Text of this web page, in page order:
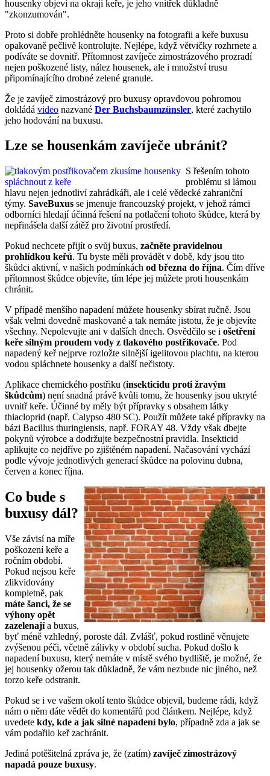
housenky objeví na okraji keře, je jeho vnitřek důkladně
"zkonzumován".
Proto si dobře prohlédněte housenky na fotografii a keře buxusu
opakovaně pečlivě kontrolujte. Nejlépe, když větvičky rozhrnete a
podíváte se dovnitř. Přítomnost zavíječe zimostrázového prozradí
nejen poškozené listy, nález housenek, ale i množství trusu
připomínajícího drobné zelené granule.
Že je zavíječ zimostrázový pro buxusy opravdovou pohromou
dokládá video nazvané Der Buchsbaumzünsler, které zachytilo
jeho hodování na buxusu.
Lze se housenkám zavíječe ubránit?
S řešením tohoto
problému si lámou
hlavu nejen jednotliví zahrádkáři, ale i celé vědecké zahraniční
týmy. SaveBuxus se jmenuje francouzský projekt, v jehož rámci
odborníci hledají účinná řešení na potlačení tohoto škůdce, která by
nepřinášela další zátěž pro životní prostředí.
Pokud nechcete přijít o svůj buxus, začněte pravidelnou
prohlídkou keřů. Tu byste měli provádět v době, kdy jsou tito
škůdci aktivní, v našich podmínkách od března do října. Čím dříve
přítomnost škůdce objevíte, tím lépe jej můžete proti housenkám
chránit.
V případě menšího napadení můžete housenky sbírat ručně. Jsou
však velmi dovedně maskované a tak nemáte jistotu, že je objevíte
všechny. Nepolevujte ani v dalších dnech. Osvědčilo se i ošetření
keře silným proudem vody z tlakového postřikovače. Pod
napadený keř nejprve rozložte silnější igelitovou plachtu, na kterou
vodou spláchnete housenky a další nečistoty.
Aplikace chemického postřiku (insekticidu proti žravým
škůdcům) není snadná právě kvůli tomu, že housenky jsou ukryté
uvnitř keře. Účinné by měly být přípravky s obsahem látky
thiacloprid (např. Calypso 480 SC). Použít můžete také přípravky na
bázi Bacillus thuringiensis, např. FORAY 48. Vždy však dbejte
pokynů výrobce a dodržujte bezpečnostní pravidla. Insekticid
aplikujte co nejdříve po zjištěném napadení. Načasování vychází
podle vývoje jednotlivých generací škůdce na polovinu dubna,
červen a konec října.
Co bude s
buxusy dál?
Vše závisí na míře
poškození keře a
ročním období.
Pokud nejsou keře
zlikvidovány
kompletně, pak
máte šanci, že se
výhony opět
zazelenajía buxus,
byť méně vzhledný, poroste dál. Zvlášť, pokud rostlině věnujete
zvýšenou péči, včetně zálivky v období sucha. Pokud došlo k
napadení buxusu, který nemáte v místě svého bydliště, je možné, že
jej housenky ožerou tak důkladně, že vám nezbude nic jiného, než
torzo keře odstranit.
Pokud se i ve vašem okolí tento škůdce objevil, budeme rádi, když
nám o něm dáte vědět do komentářů pod článkem. Nejlépe, když
uvedete kdy, kde a jak silné napadení bylo, případně zda a jak se
vám podařilo keř zachránit.
Jediná potěšitelná zpráva je, že (zatím) zavíječ zimostrázový
napadá pouze buxusy.